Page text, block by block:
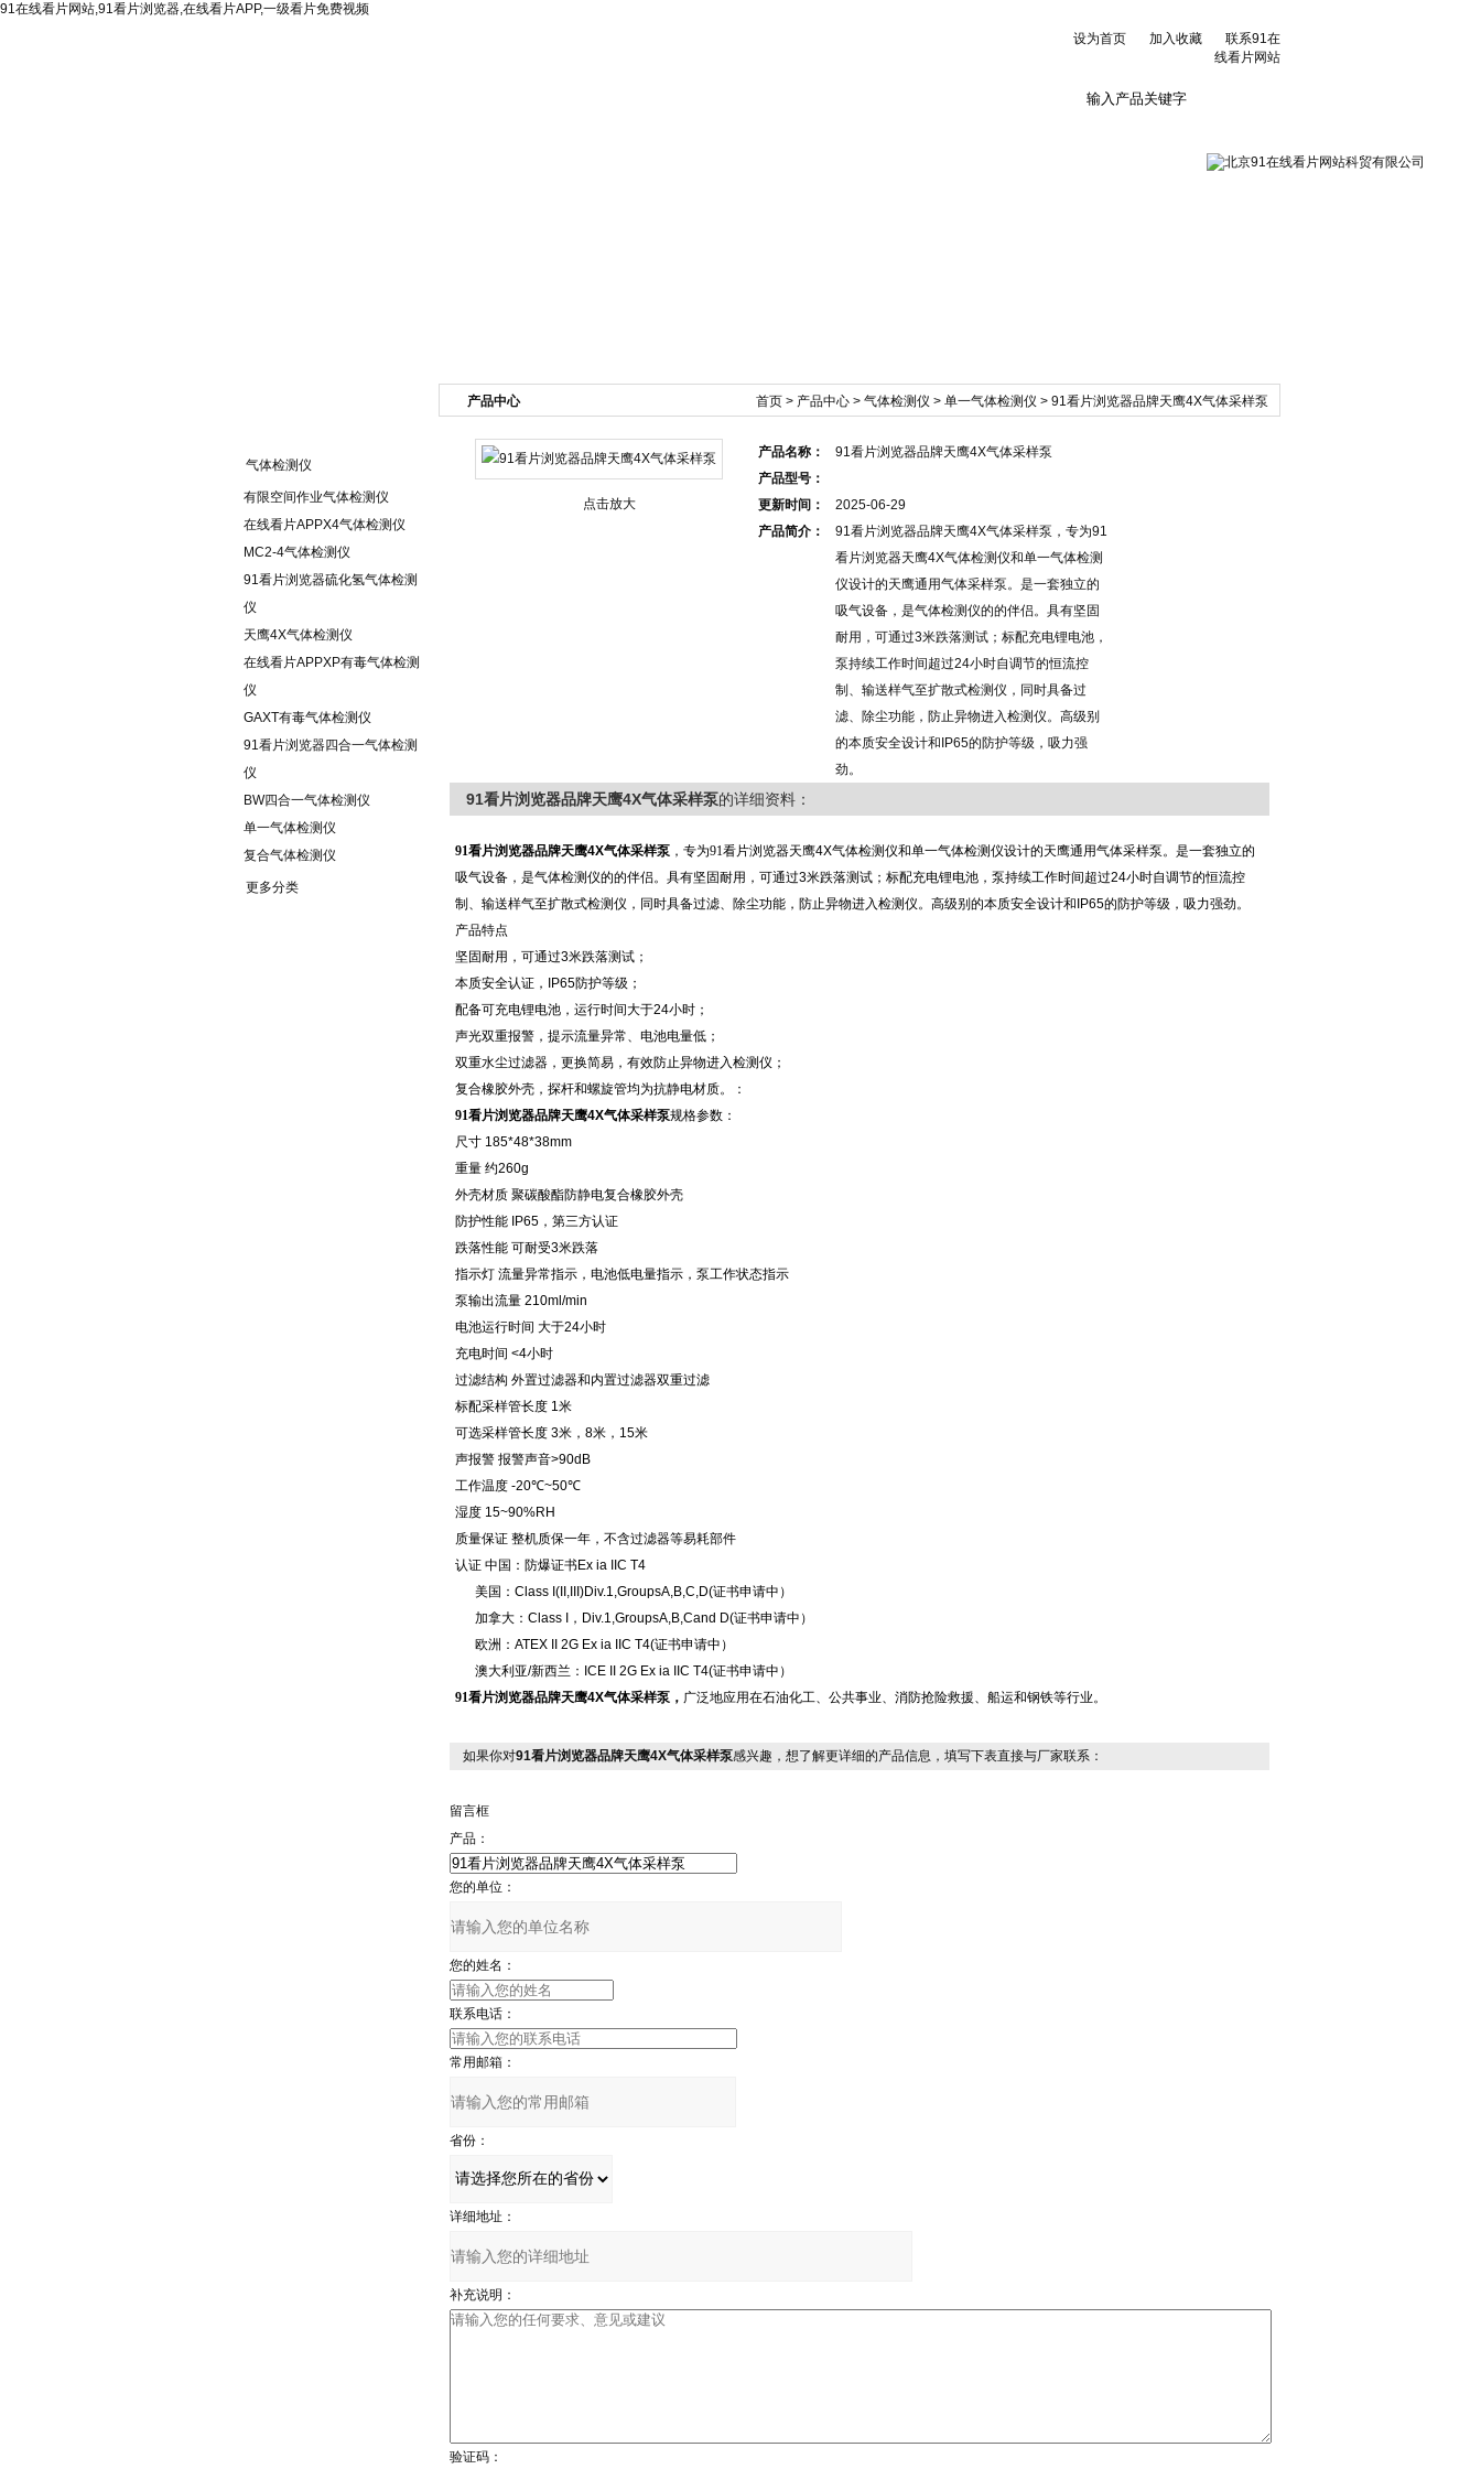
91在线看片网站,91看片浏览器,在线看片APP,一级看片免费视频
设为首页
加入收藏
联系91在
线看片网站
气体检测仪
有限空间作业气体检测仪
在线看片APPX4气体检测仪
MC2-4气体检测仪
91看片浏览器硫化氢气体检测
仪
天鹰4X气体检测仪
在线看片APPXP有毒气体检测
仪
GAXT有毒气体检测仪
91看片浏览器四合一气体检测
仪
BW四合一气体检测仪
单一气体检测仪
复合气体检测仪
更多分类
首页 > 产品中心 > 气体检测仪 > 单一气体检测仪 > 91看片浏览器品牌天鹰4X气体采样泵
产品中心
点击放大
产品名称：
91看片浏览器品牌天鹰4X气体采样泵
产品型号：
更新时间：
2025-06-29
产品简介：
91看片浏览器品牌天鹰4X气体采样泵，专为91
看片浏览器天鹰4X气体检测仪和单一气体检测
仪设计的天鹰通用气体采样泵。是一套独立的
吸气设备，是气体检测仪的的伴侣。具有坚固
耐用，可通过3米跌落测试；标配充电锂电池，
泵持续工作时间超过24小时自调节的恒流控
制、输送样气至扩散式检测仪，同时具备过
滤、除尘功能，防止异物进入检测仪。高级别
的本质安全设计和IP65的防护等级，吸力强
劲。
91看片浏览器品牌天鹰4X气体采样泵的详细资料：
91看片浏览器品牌天鹰4X气体采样泵 ，专为91看片浏览器天鹰4X气体检测仪和单一气体检测仪设计的天鹰通用气体采样泵。是一套独立的
吸气设备，是气体检测仪的的伴侣。具有坚固耐用，可通过3米跌落测试；标配充电锂电池，泵持续工作时间超过24小时自调节的恒流控
制、输送样气至扩散式检测仪，同时具备过滤、除尘功能，防止异物进入检测仪。高级别的本质安全设计和 IP65的防护等级，吸力强劲。
产品特点
坚固耐用，可通过3米跌落测试；
本质安全认证，
IP65防护等级；
配备可充电锂电池，运行时间大于24小时；
声光双重报警，提示流量异常、电池电量低；
双重水尘过滤器，更换简易，有效防止异物进入检测仪；
复合橡胶外壳，探杆和螺旋管均为抗静电材质。：
91看片浏览器品牌天鹰4X气体采样泵规格参数：
尺寸 185*48*38mm
重量 约260g
外壳材质 聚碳酸酯防静电复合橡胶外壳
防护性能 IP65 ，第三方认证
跌落性能 可耐受3米跌落
指示灯 流量异常指示，电池低电量指示，泵工作状态指示
泵输出流量 210ml/min
电池运行时间 大于24小时
充电时间 <4小时
过滤结构 外置过滤器和内置过滤器双重过滤
标配采样管长度 1米
可选采样管长度 3米， 8米， 15米
声报警 报警声音>90dB
工作温度 -20℃~50℃
湿度 15~90%RH
质量保证 整机质保一年，不含过滤器等易耗部件
认证 中国：防爆证书Ex ia IIC T4
美国： Class I(II,III)Div.1,GroupsA,B,C,D(证书申请中）
加拿大： Class I ， Div.1,GroupsA,B,Cand D(证书申请中）
欧洲： ATEX II 2G Ex ia IIC T4(证书申请中）
澳大利亚/新西兰： ICE II 2G Ex ia IIC T4(证书申请中）
91看片浏览器品牌天鹰4X气体采样泵， 广泛地应用在石油化工、公共事业、消防抢险救援、船运和钢铁等行业。
如果你对91看片浏览器品牌天鹰4X气体采样泵感兴趣，想了解更详细的产品信息，填写下表直接与厂家联系：
留言框
产品：
您的单位：
您的姓名：
联系电话：
常用邮箱：
省份：
详细地址：
补充说明：
验证码：